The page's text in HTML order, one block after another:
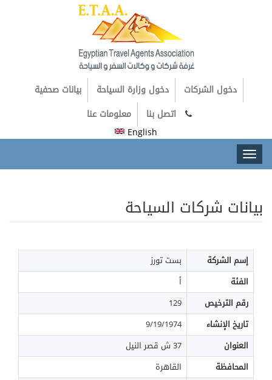
بيانات صحفية دخول وزارة السياحة
دخول الشركات
معلومات عنا
اتصل بنا
English
Toggle
بيانات شركات السياحة
إسم الشركة
بست تورز
الفئة
أ
رقم الترخيص
129
تاريخ الإنشاء
9/19/1974
العنوان
37 ش قصر النيل
المحافظة
القاهرة